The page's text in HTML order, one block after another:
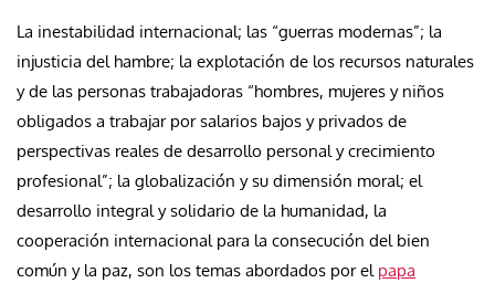
La inestabilidad internacional; las “guerras modernas”; la
injusticia del hambre; la explotación de los recursos naturales
y de las personas trabajadoras “hombres, mujeres y niños
obligados a trabajar por salarios bajos y privados de
perspectivas reales de desarrollo personal y crecimiento
profesional”; la globalización y su dimensión moral; el
desarrollo integral y solidario de la humanidad, la
cooperación internacional para la consecución del bien
común y la paz, son los temas abordados por el papa